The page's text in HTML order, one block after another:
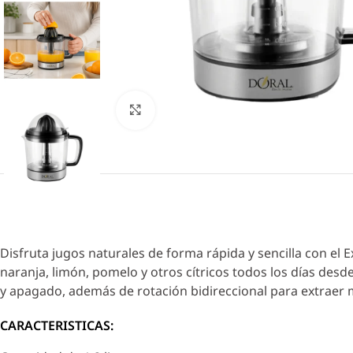
Disfruta jugos naturales de forma rápida y sencilla con el
naranja, limón, pomelo y otros cítricos todos los días
y apagado, además de rotación bidireccional para
CARACTERISTICAS: